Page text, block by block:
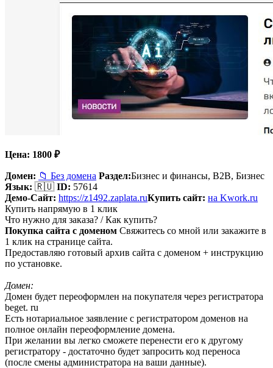
Цена: 1800 ₽
Домен: 📁 Без домена Раздел:Бизнес и финансы, B2B, Бизнес
Язык: 🇷🇺 ID: 57614
Демо-Сайт: https://z1492.zaplata.ruКупить сайт: на Kwork.ru
Купить напрямую в 1 клик
Что нужно для заказа? / Как купить?
Покупка сайта с доменом Свяжитесь со мной или закажите в
1 клик на странице сайта.
Предоставляю готовый архив сайта с доменом + инструкцию
по установке.
Домен:
Домен будет переоформлен на покупателя через регистратора
beget. ru
Есть нотариальное заявление с регистратором доменов на
полное онлайн переоформление домена.
При желании вы легко сможете перенести его к другому
регистратору - достаточно будет запросить код переноса
(после смены администратора на ваши данные).